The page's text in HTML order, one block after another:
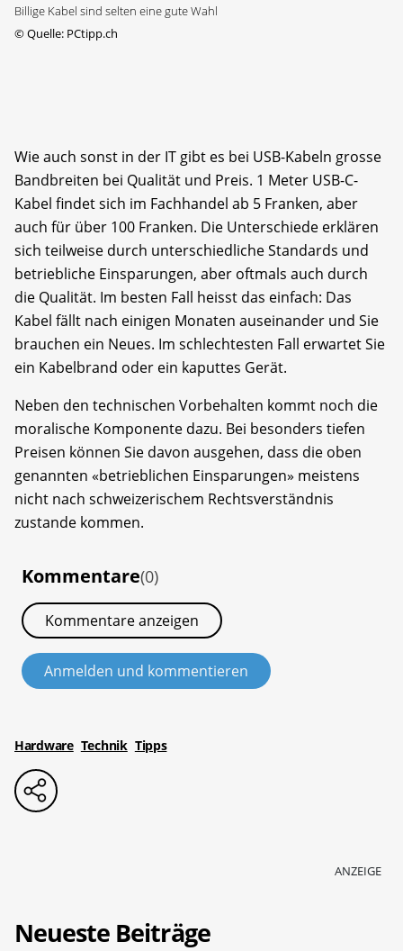
Billige Kabel sind selten eine gute Wahl
©Quelle: PCtipp.ch
Wie auch sonst in der IT gibt es bei USB-Kabeln grosse
Bandbreiten bei Qualität und Preis. 1 Meter USB-C-
Kabel findet sich im Fachhandel ab 5 Franken, aber
auch für über 100 Franken. Die Unterschiede erklären
sich teilweise durch unterschiedliche Standards und
betriebliche Einsparungen, aber oftmals auch durch
die Qualität. Im besten Fall heisst das einfach: Das
Kabel fällt nach einigen Monaten auseinander und Sie
brauchen ein Neues. Im schlechtesten Fall erwartet Sie
ein Kabelbrand oder ein kaputtes Gerät.
Neben den technischen Vorbehalten kommt noch die
moralische Komponente dazu. Bei besonders tiefen
Preisen können Sie davon ausgehen, dass die oben
genannten «betrieblichen Einsparungen» meistens
nicht nach schweizerischem Rechtsverständnis
zustande kommen.
Kommentare(0)
Kommentare anzeigen
Anmelden und kommentieren
Hardware Technik Tipps
ANZEIGE
Neueste Beiträge